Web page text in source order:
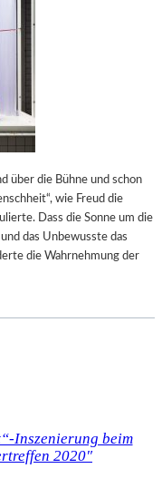
N
S
B
L
E
über die Bühne und schon
wie Freud die
Dass die Sonne um die
das Unbewusste das
die Wahrnehmung der
Inszenierung beim
2020″